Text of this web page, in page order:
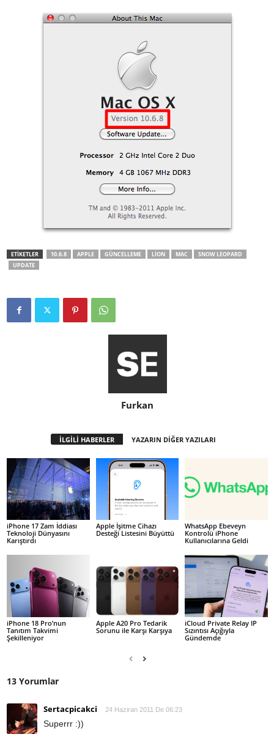
ETİKETLER 10.6.8 APPLE GÜNCELLEME LION MAC
SNOW LEOPARD
UPDATE
Furkan
İLGİLİ HABERLER YAZARIN DİĞER YAZILARI
iPhone 17 Zam İddiası
Teknoloji Dünyasını
Karıştırdı
Apple İşitme Cihazı
Desteği Listesini Büyüttü
WhatsApp Ebeveyn
Kontrolü iPhone
Kullanıcılarına Geldi
iPhone 18 Pro’nun
Tanıtım Takvimi
Şekilleniyor
Apple A20 Pro Tedarik
Sorunu ile Karşı Karşıya
iCloud Private Relay IP
Sızıntısı Açığıyla
Gündemde
13 Yorumlar
Sertacpicakci 24 Haziran 2011 De 06:23
Superrr :))